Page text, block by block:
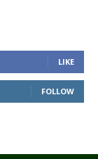
LIKE
FOLLOW